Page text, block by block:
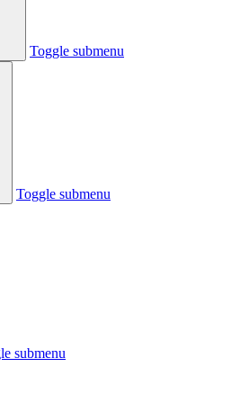
Toggle submenu
Toggle submenu
submenu